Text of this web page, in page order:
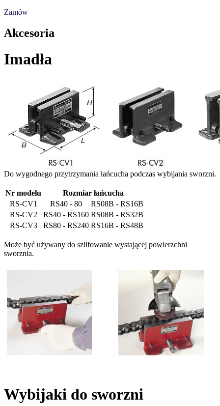
Zamów
Akcesoria
Imadła
Do wygodnego przytrzymania łańcucha podczas wybijania sworzni.
Nr modelu
Rozmiar łańcucha
RS-CV1
RS40 - 80
RS08B - RS16B
RS-CV2
RS40 - RS160 RS08B - RS32B
RS-CV3
RS80 - RS240 RS16B - RS48B
Może być używany do szlifowanie wystającej powierzchni
sworznia.
Wybijaki do sworzni